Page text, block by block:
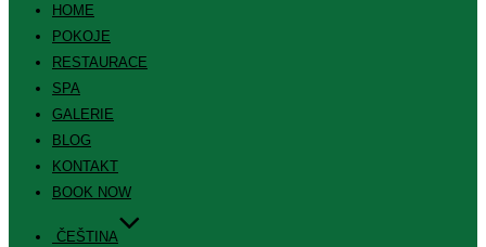
HOME
POKOJE
RESTAURACE
SPA
GALERIE
BLOG
KONTAKT
BOOK NOW
ČEŠTINA